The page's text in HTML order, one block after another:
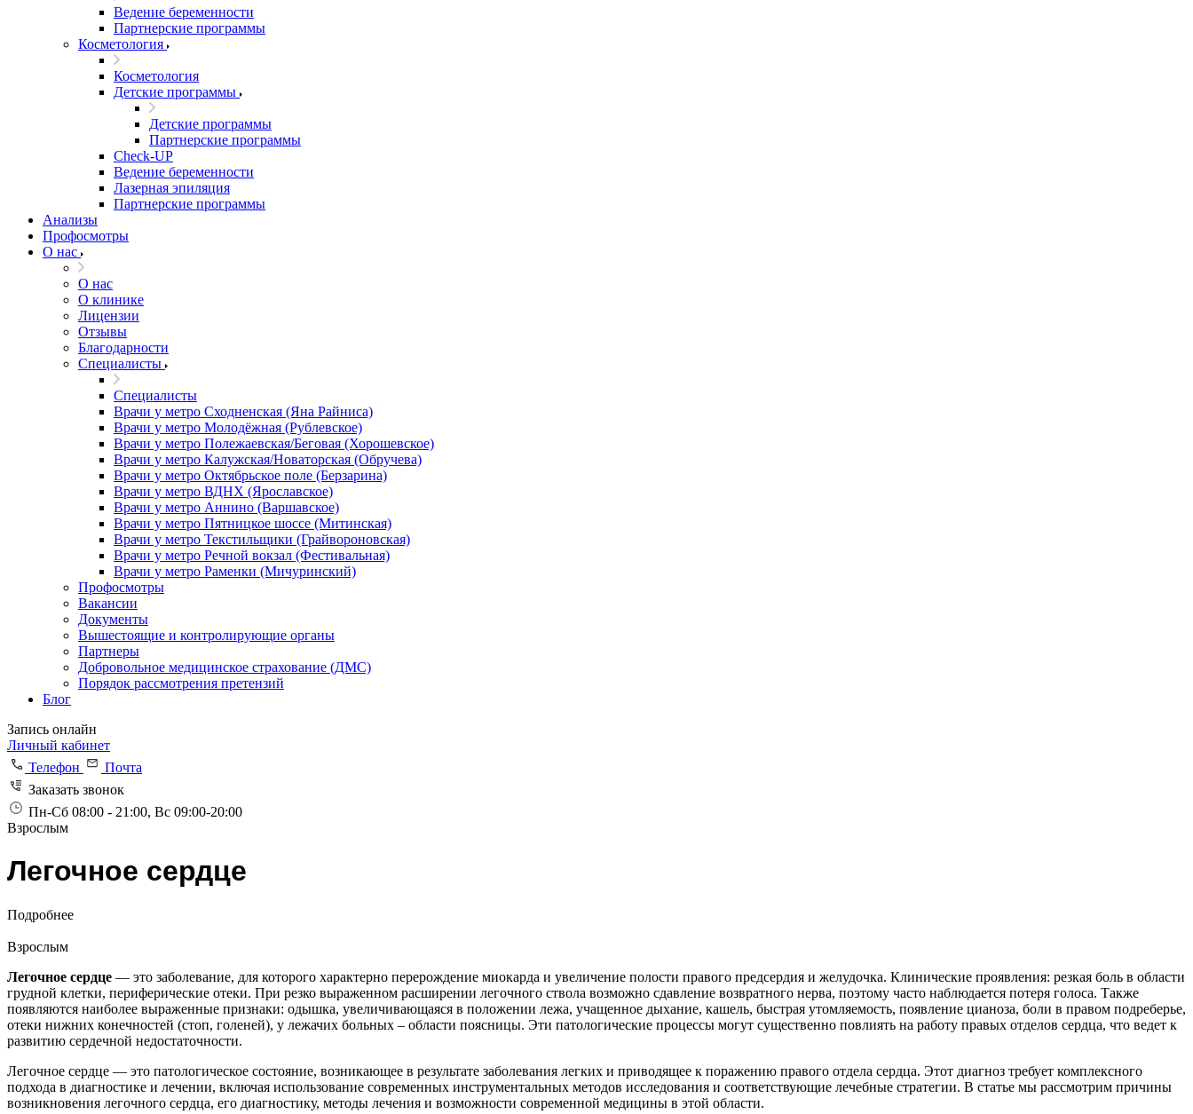
Ведение беременности
Партнерские программы
Косметология
Косметология
Детские программы
Детские программы
Партнерские программы
Check-UP
Ведение беременности
Лазерная эпиляция
Партнерские программы
Анализы
Профосмотры
О нас
О нас
О клинике
Лицензии
Отзывы
Благодарности
Специалисты
Специалисты
Врачи у метро Сходненская (Яна Райниса)
Врачи у метро Молодёжная (Рублевское)
Врачи у метро Полежаевская/Беговая (Хорошевское)
Врачи у метро Калужская/Новаторская (Обручева)
Врачи у метро Октябрьское поле (Берзарина)
Врачи у метро ВДНХ (Ярославское)
Врачи у метро Аннино (Варшавское)
Врачи у метро Пятницкое шоссе (Митинская)
Врачи у метро Текстильщики (Грайвороновская)
Врачи у метро Речной вокзал (Фестивальная)
Врачи у метро Раменки (Мичуринский)
Профосмотры
Вакансии
Документы
Вышестоящие и контролирующие органы
Партнеры
Добровольное медицинское страхование (ДМС)
Порядок рассмотрения претензий
Блог
Запись онлайн
Личный кабинет
Телефон
Почта
Заказать звонок
Пн-Сб 08:00 - 21:00, Вс 09:00-20:00
Взрослым
Легочное сердце
Подробнее
Взрослым
Легочное сердце — это заболевание, для которого характерно перерождение миокарда и увеличение полости правого предсердия и желудочка. Клинические проявления: резкая боль в области
грудной клетки, периферические отеки. При резко выраженном расширении легочного ствола возможно сдавление возвратного нерва, поэтому часто наблюдается потеря голоса. Также
появляются наиболее выраженные признаки: одышка, увеличивающаяся в положении лежа, учащенное дыхание, кашель, быстрая утомляемость, появление цианоза, боли в правом подреберье,
отеки нижних конечностей (стоп, голеней), у лежачих больных – области поясницы. Эти патологические процессы могут существенно повлиять на работу правых отделов сердца, что ведет к
развитию сердечной недостаточности.
Легочное сердце — это патологическое состояние, возникающее в результате заболевания легких и приводящее к поражению правого отдела сердца. Этот диагноз требует комплексного
подхода в диагностике и лечении, включая использование современных инструментальных методов исследования и соответствующие лечебные стратегии. В статье мы рассмотрим причины
возникновения легочного сердца, его диагностику, методы лечения и возможности современной медицины в этой области.